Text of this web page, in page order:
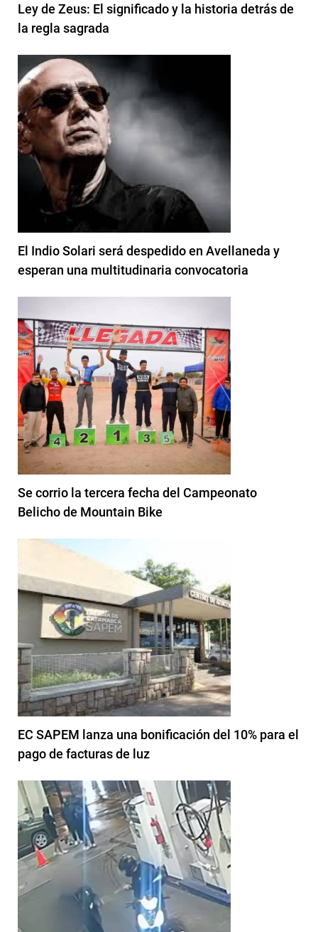
Ley de Zeus: El significado y la historia detrás de
la regla sagrada
El Indio Solari será despedido en Avellaneda y
esperan una multitudinaria convocatoria
Se corrio la tercera fecha del Campeonato
Belicho de Mountain Bike
EC SAPEM lanza una bonificación del 10% para el
pago de facturas de luz